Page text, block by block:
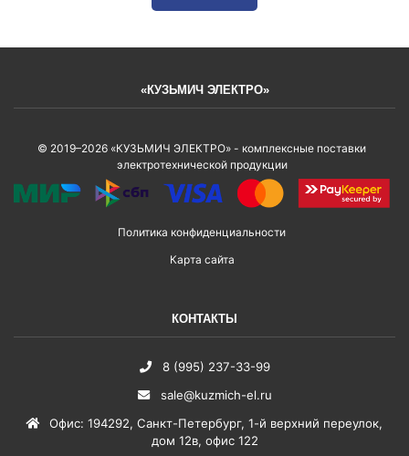
«КУЗЬМИЧ ЭЛЕКТРО»
© 2019–2026 «КУЗЬМИЧ ЭЛЕКТРО» - комплексные поставки
электротехнической продукции
Политика конфиденциальности
Карта сайта
КОНТАКТЫ
8 (995) 237-33-99
sale@kuzmich-el.ru
Офис: 194292, Санкт-Петербург, 1-й верхний переулок,
дом 12в, офис 122